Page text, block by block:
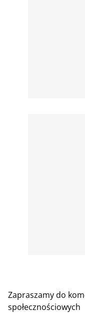
Zapraszamy do
społecznościowych